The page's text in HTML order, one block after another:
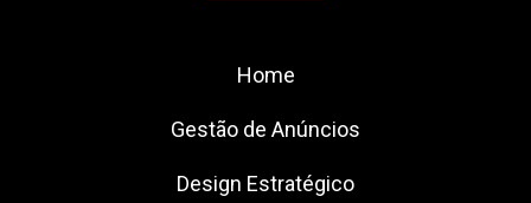
Home
Gestão de Anúncios
Design Estratégico